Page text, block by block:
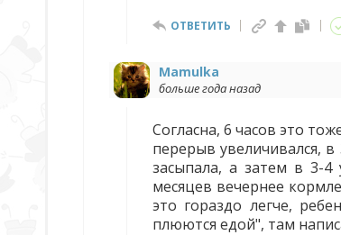
ОТВЕТИТЬ
Mamulka
больше года назад
Согласна, 6 часов это
перерыв увеличивался,
засыпала, а затем в 3-4
месяцев вечернее
это гораздо легче,
плюются едой", там